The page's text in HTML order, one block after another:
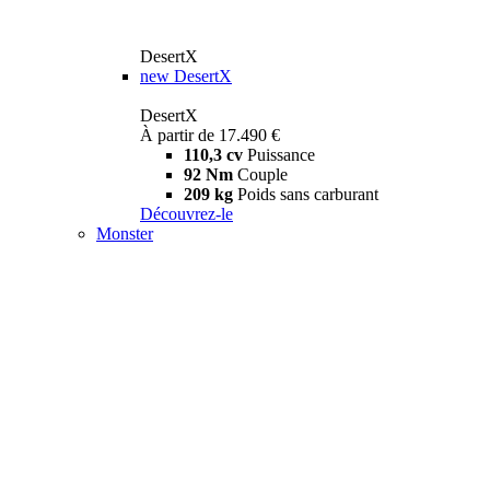
DesertX
new DesertX
DesertX
À partir de 17.490 €
110,3 cv Puissance
92 Nm Couple
209 kg Poids sans carburant
Découvrez-le
Monster